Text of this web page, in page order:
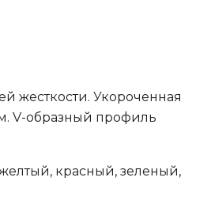
жесткости. Укороченная
V-образный профиль
красный, зеленый,